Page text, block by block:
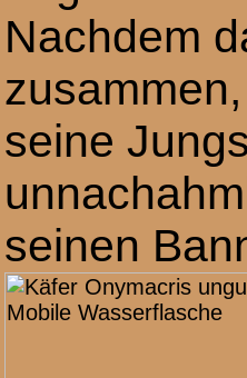
Nachdem
seine
seinen